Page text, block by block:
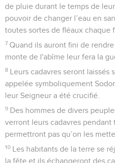
de pluie durant le temps de
pouvoir de changer l’eau en
toutes sortes de fléaux chaque
7 Quand ils auront fini de
monte de l'abîme leur fera la
8 Leurs cadavres seront laissés
appelée symboliquement
leur Seigneur a été crucifié.
9 Des hommes de divers
verront leurs cadavres
permettront pas qu’on les
10 Les habitants de la terre se
la fête et ils échangeront des